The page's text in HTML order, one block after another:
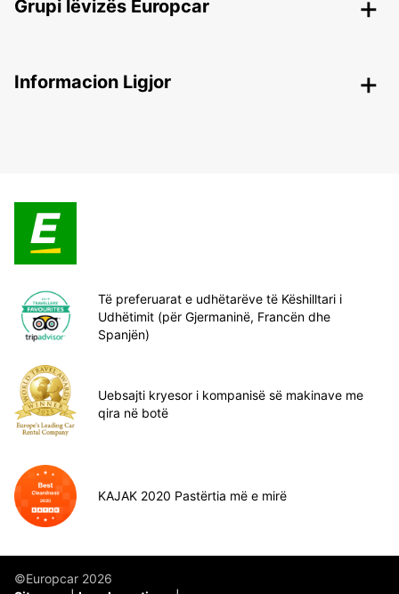
Grupi lëvizës Europcar
Informacion Ligjor
Të preferuarat e udhëtarëve të Këshilltari i
Udhëtimit (për Gjermaninë, Francën dhe
Spanjën)
Uebsajti kryesor i kompanisë së makinave me
qira në botë
KAJAK 2020 Pastërtia më e mirë
©Europcar 2026